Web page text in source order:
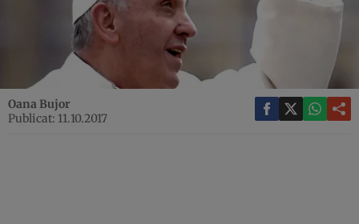
Oana Bujor
Publicat: 11.10.2017